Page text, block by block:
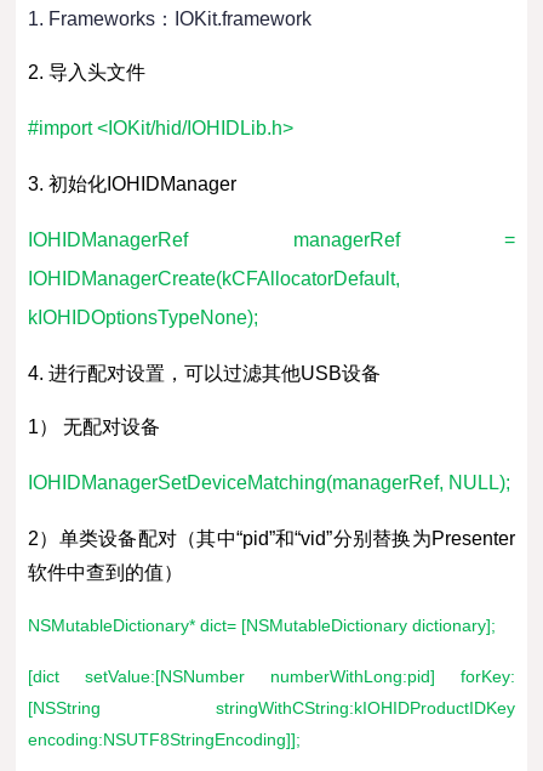
1. Frameworks：IOKit.framework
2. 导入头文件
#import <IOKit/hid/IOHIDLib.h>
3. 初始化IOHIDManager
IOHIDManagerRef managerRef =
IOHIDManagerCreate(kCFAllocatorDefault,
kIOHIDOptionsTypeNone);
4. 进行配对设置，可以过滤其他USB设备
1） 无配对设备
IOHIDManagerSetDeviceMatching(managerRef, NULL);
2）单类设备配对（其中“pid”和“vid”分别替换为Presenter
软件中查到的值）
NSMutableDictionary* dict= [NSMutableDictionary dictionary];
[dict setValue:[NSNumber numberWithLong:pid] forKey:
[NSString stringWithCString:kIOHIDProductIDKey
encoding:NSUTF8StringEncoding]];